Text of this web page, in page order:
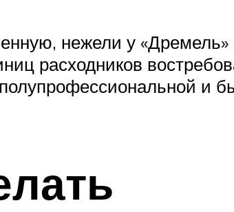
нежели у «Дремель»
расходников
и